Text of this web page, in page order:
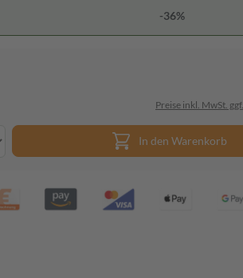
-36%
Preise inkl. MwSt.
In den Warenkorb